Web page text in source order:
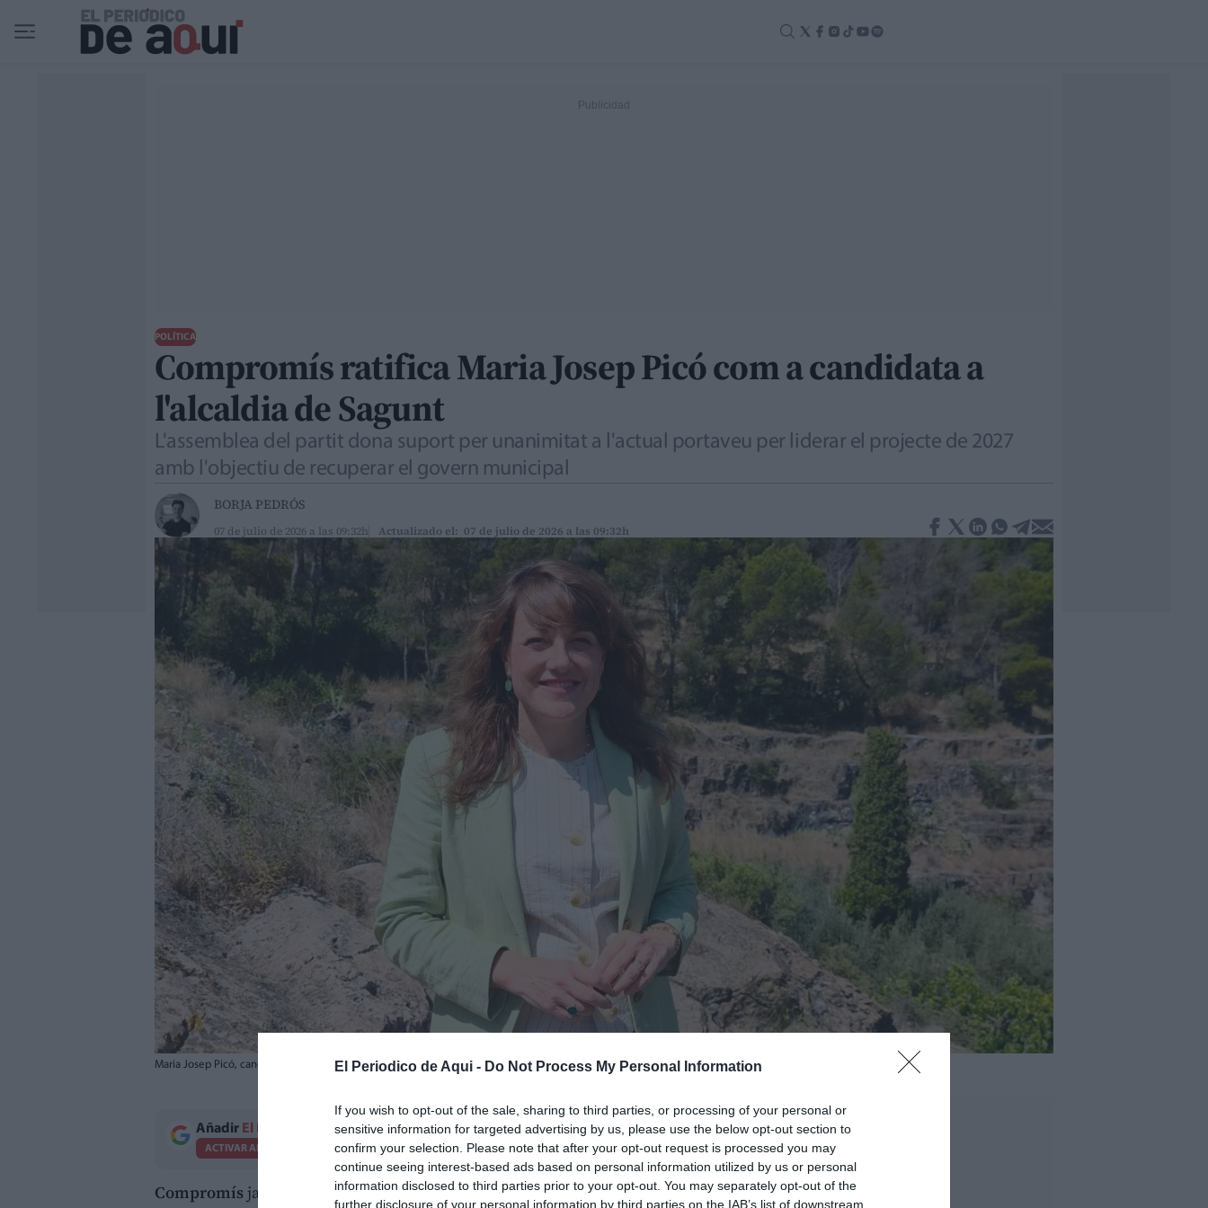
El Periodico de Aqui - Do Not Process My Personal Information
If you wish to opt-out of the sale, sharing to third parties, or processing of your personal or
sensitive information for targeted advertising by us, please use the below opt-out section to
confirm your selection. Please note that after your opt-out request is processed you may
continue seeing interest-based ads based on personal information utilized by us or personal
information disclosed to third parties prior to your opt-out. You may separately opt-out of the
further disclosure of your personal information by third parties on the IAB’s list of downstream
Ir al contenido principal
POLÍTICA
Compromís ratifica Maria Josep Picó com a candidata a
l'alcaldia de Sagunt
L'assemblea del partit dona suport per unanimitat a l'actual portaveu per liderar el projecte de 2027
amb l'objectiu de recuperar el govern municipal
BORJA PEDRÓS
07 de julio de 2026 a las 09:32h Actualizado el: 07 de julio de 2026 a las 09:32h
Maria Josep Picó, candidata de Compromís a l'alcaldia de Sagunt.// EPDA
Añadir El Periodico de Aquícomo fuente preferida de Google de forma gratuita.
ACTIVAR AHORA
Compromís ja té candidata per a les pròximes eleccions municipals aSagunt.